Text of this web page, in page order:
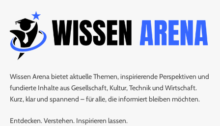
Wissen Arena bietet aktuelle Themen, inspirierende Perspektiven und
fundierte Inhalte aus Gesellschaft, Kultur, Technik und Wirtschaft.
Kurz, klar und spannend – für alle, die informiert bleiben möchten.
Entdecken. Verstehen. Inspirieren lassen.